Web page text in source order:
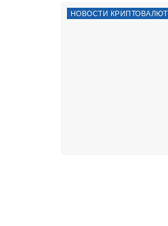
НОВОСТИ КРИПТОВАЛЮТ